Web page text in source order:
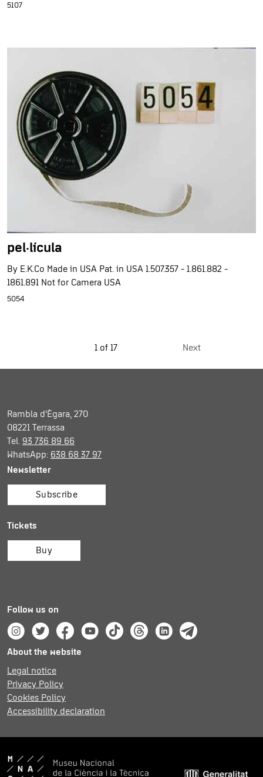
5107
pel·lícula
By E.K.Co Made in USA Pat. in USA 1.507.357 - 1.861.882 -
1861.891 Not for Camera USA
5054
1 of 17 Next
Rambla d'Ègara, 270
08221 Terrassa
Tel. 93 736 89 66
WhatsApp: 638 68 37 97
Newsletter
Subscribe
Tickets
Buy
Follow us on
Instagram
TwitterFacebookYoutubeTik TokThreadsLinkedinTelegram
About the website
Legal notice
Privacy Policy
Cookies Policy
Accessibility declaration